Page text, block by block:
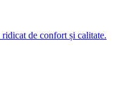
de confort și calitate.